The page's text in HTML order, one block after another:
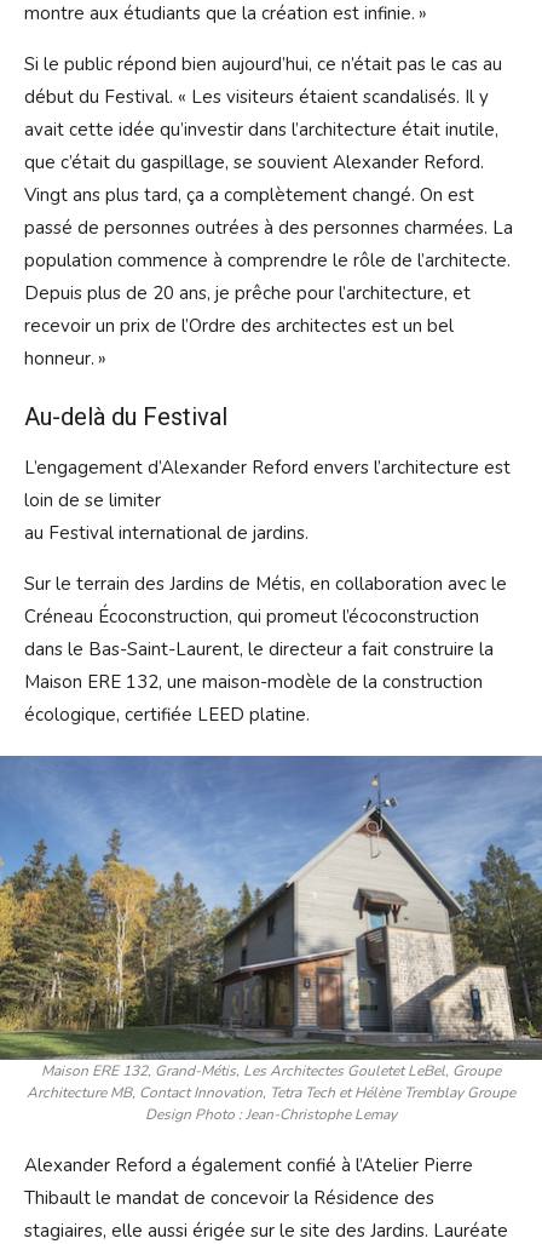
montre aux étudiants que la création est infinie. »
Si le public répond bien aujourd’hui, ce n’était pas le cas au
début du Festival. « Les visiteurs étaient scandalisés. Il y
avait cette idée qu’investir dans l’architecture était inutile,
que c’était du gaspillage, se souvient Alexander Reford.
Vingt ans plus tard, ça a complètement changé. On est
passé de personnes outrées à des personnes charmées. La
population commence à comprendre le rôle de l’architecte.
Depuis plus de 20 ans, je prêche pour l’architecture, et
recevoir un prix de l’Ordre des architectes est un bel
honneur. »
Au-delà du Festival
L’engagement d’Alexander Reford envers l’architecture est
loin de se limiter
au Festival international de jardins.
Sur le terrain des Jardins de Métis, en collaboration avec le
Créneau Écocons­truction, qui promeut l’écoconstruction
dans le Bas-Saint-Laurent, le directeur a fait construire la
Maison ERE 132, une maison-modèle de la construction
écologique, certifiée LEED platine.
Maison ERE 132, Grand-Métis, Les Architectes Gouletet LeBel, Groupe
Architecture MB, Contact Innovation, Tetra Tech et Hélène Tremblay Groupe
Design Photo : Jean-Christophe Lemay
Alexander Reford a également confié à l’Atelier Pierre
Thibault le mandat de concevoir la Résidence des
stagiaires, elle aussi érigée sur le site des Jardins. Lauréate